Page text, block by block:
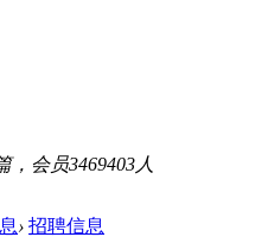
，会员3469403人
› 招聘信息